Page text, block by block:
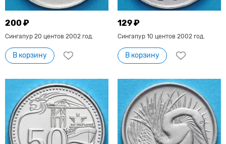
200 ₽
Сингапур 20 центов 2002 год.
В корзину
129 ₽
Сингапур 10 центов 2002 год.
В корзину